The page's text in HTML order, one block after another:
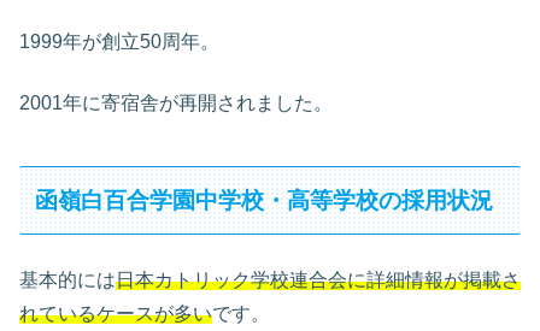
1999年が創立50周年。
2001年に寄宿舎が再開されました。
函嶺白百合学園中学校・高等学校の採用状況
基本的には日本カトリック学校連合会に詳細情報が掲載さ
れているケースが多いです。